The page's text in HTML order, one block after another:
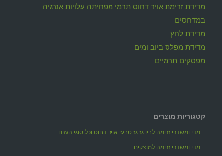
מדידת זרימת אויר דחוס תרמי מפחיתה עלויות אנרגיה
במדחסים
מדידת לחץ
מדידת מפלס ביוב ומים
מפסקים תרמיים
קטגוריות מוצרים
מדי ומשדרי זרימה לביו גז גז טבעי אויר דחוס וכל סוגי הגזים
מדי ומשדרי זרימה למוצקים